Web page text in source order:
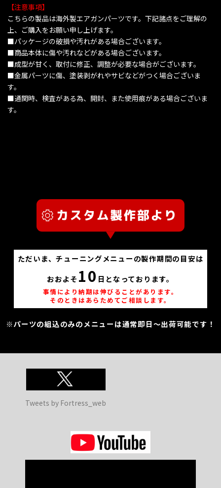
【注意事項】
こちらの製品は海外製エアガンパーツです。下記諸点をご理解の
上、ご購入をお願い申し上げます。
■パッケージの破損や汚れがある場合ございます。
■商品本体に傷や汚れなどがある場合ございます。
■成型が甘く、取付に修正、調整が必要な場合がございます。
■金属パーツに傷、塗装剥がれやサビなどがつく場合ございま
す。
■通関時、検査がある為、開封、また使用痕がある場合ございま
す。
ただいま、チューニングメニューの製作期間の目安は
おおよそ 10 日となっております。
事情により納期は伸びることがあります。
そのときはあらためてご相談します。
※パーツの組込のみのメニューは通常即日～出荷可能です！
Tweets by Fortress_web